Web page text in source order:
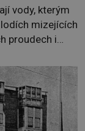
vody, kterým
mizejících
proudech i
trojúhelník
jen